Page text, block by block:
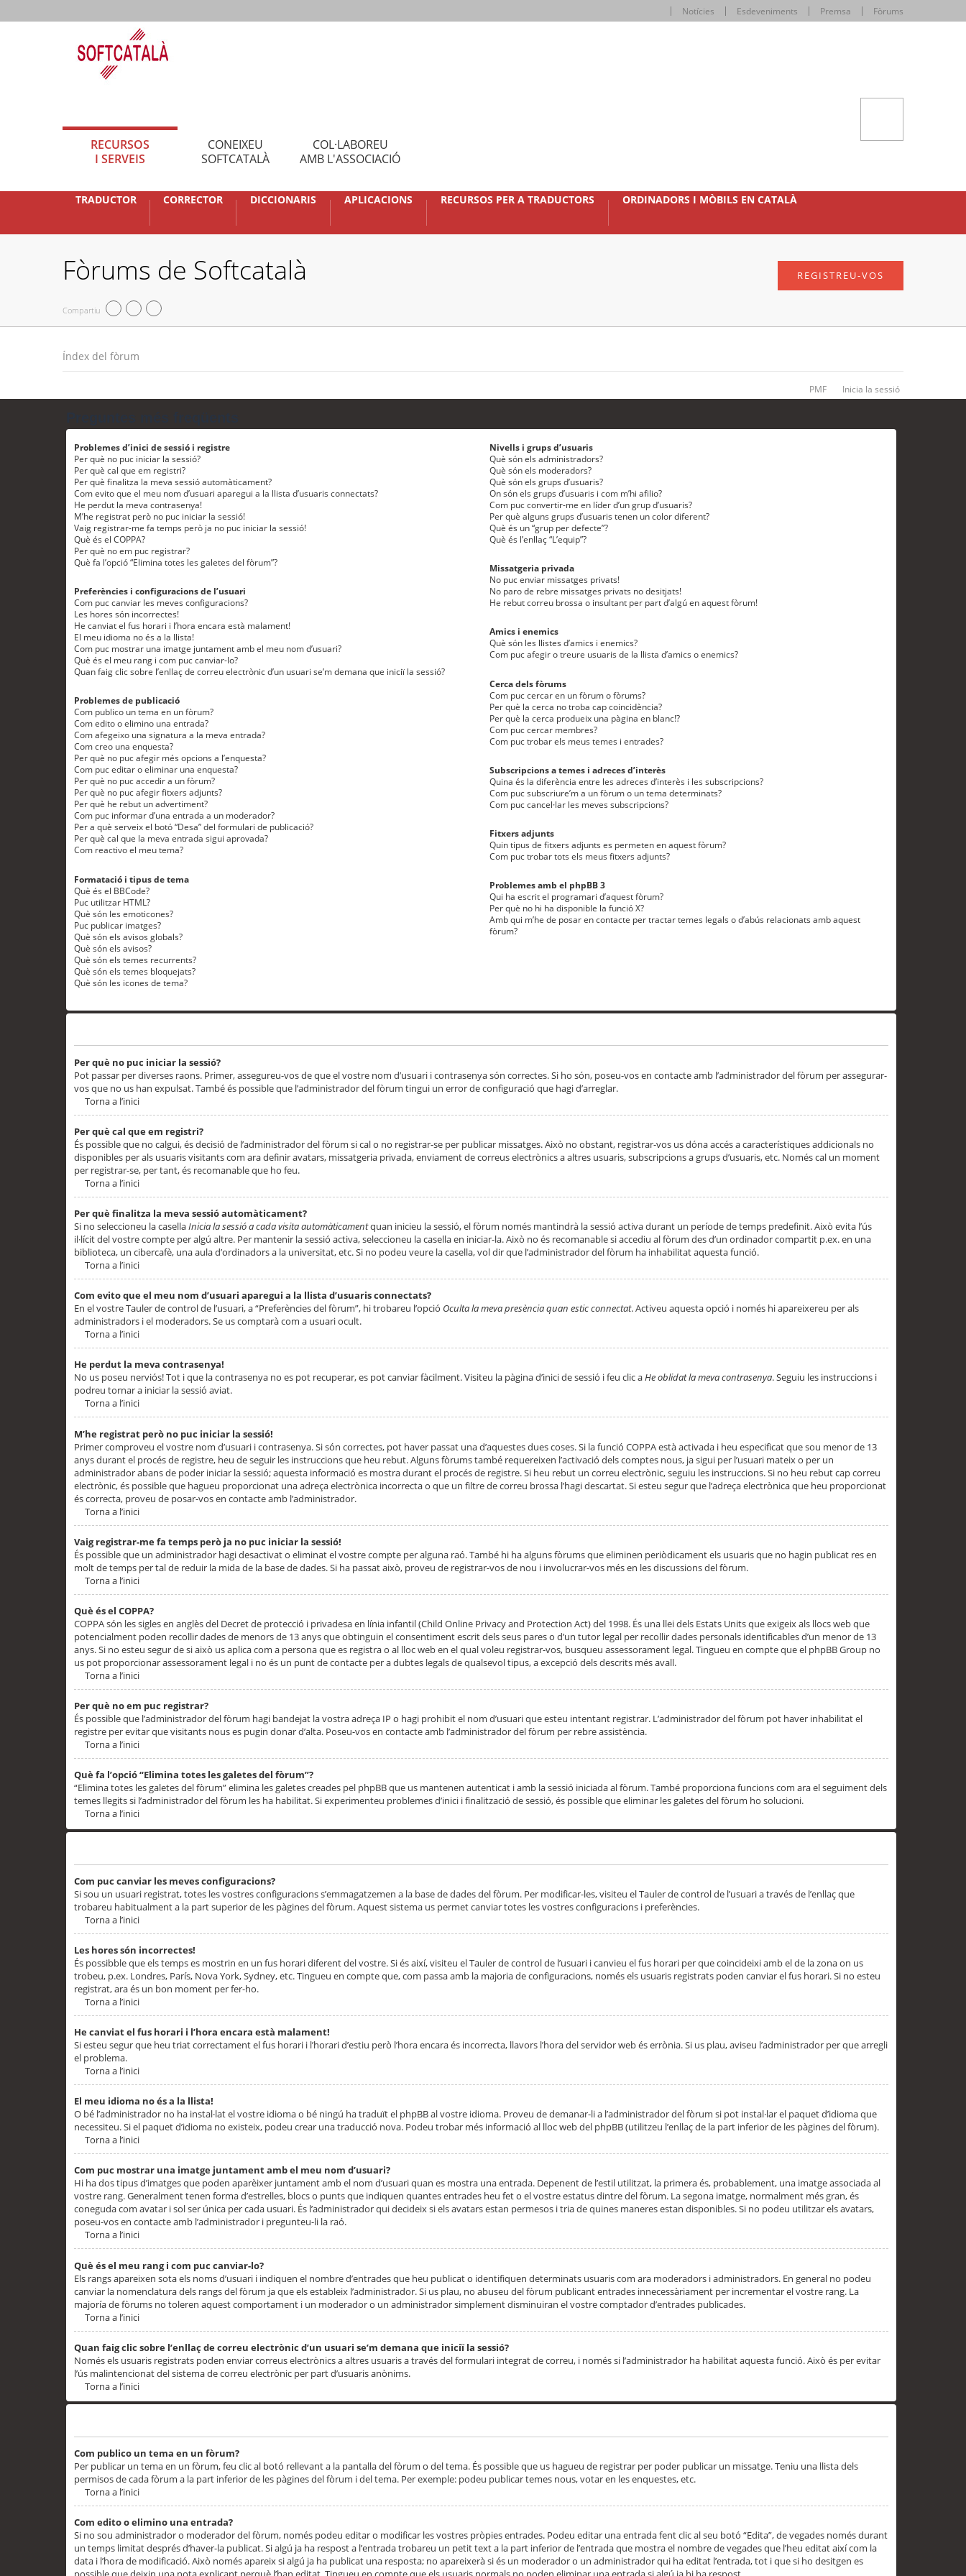
Notícies Esdeveniments Premsa Fòrums
RECURSOS
I SERVEIS
CONEIXEU
SOFTCATALÀ
COL·LABOREU
AMB L'ASSOCIACIÓ
TRADUCTOR CORRECTOR DICCIONARIS APLICACIONS RECURSOS PER A TRADUCTORS ORDINADORS I MÒBILS EN CATALÀ
Fòrums de Softcatalà
Compartiu
REGISTREU-VOS
Índex del fòrum
PMF Inicia la sessió
Problemes d’inici de sessió i registre
Per què no puc iniciar la sessió?
Per què cal que em registri?
Per què finalitza la meva sessió automàticament?
Com evito que el meu nom d’usuari aparegui a la llista d’usuaris connectats?
He perdut la meva contrasenya!
M’he registrat però no puc iniciar la sessió!
Vaig registrar-me fa temps però ja no puc iniciar la sessió!
Què és el COPPA?
Per què no em puc registrar?
Què fa l’opció “Elimina totes les galetes del fòrum”?
Preferències i configuracions de l’usuari
Com puc canviar les meves configuracions?
Les hores són incorrectes!
He canviat el fus horari i l’hora encara està malament!
El meu idioma no és a la llista!
Com puc mostrar una imatge juntament amb el meu nom d’usuari?
Què és el meu rang i com puc canviar-lo?
Quan faig clic sobre l’enllaç de correu electrònic d’un usuari se’m demana que iniciï la sessió?
Problemes de publicació
Com publico un tema en un fòrum?
Com edito o elimino una entrada?
Com afegeixo una signatura a la meva entrada?
Com creo una enquesta?
Per què no puc afegir més opcions a l’enquesta?
Com puc editar o eliminar una enquesta?
Per què no puc accedir a un fòrum?
Per què no puc afegir fitxers adjunts?
Per què he rebut un advertiment?
Com puc informar d’una entrada a un moderador?
Per a què serveix el botó “Desa” del formulari de publicació?
Per què cal que la meva entrada sigui aprovada?
Com reactivo el meu tema?
Formatació i tipus de tema
Què és el BBCode?
Puc utilitzar HTML?
Què són les emoticones?
Puc publicar imatges?
Què són els avisos globals?
Què són els avisos?
Què són els temes recurrents?
Què són els temes bloquejats?
Què són les icones de tema?
Nivells i grups d’usuaris
Què són els administradors?
Què són els moderadors?
Què són els grups d’usuaris?
On són els grups d’usuaris i com m’hi afilio?
Com puc convertir-me en líder d’un grup d’usuaris?
Per què alguns grups d’usuaris tenen un color diferent?
Què és un “grup per defecte”?
Què és l’enllaç “L’equip”?
Missatgeria privada
No puc enviar missatges privats!
No paro de rebre missatges privats no desitjats!
He rebut correu brossa o insultant per part d’algú en aquest fòrum!
Amics i enemics
Què són les llistes d’amics i enemics?
Com puc afegir o treure usuaris de la llista d’amics o enemics?
Cerca dels fòrums
Com puc cercar en un fòrum o fòrums?
Per què la cerca no troba cap coincidència?
Per què la cerca produeix una pàgina en blanc!?
Com puc cercar membres?
Com puc trobar els meus temes i entrades?
Subscripcions a temes i adreces d’interès
Quina és la diferència entre les adreces d’interès i les subscripcions?
Com puc subscriure’m a un fòrum o un tema determinats?
Com puc cancel·lar les meves subscripcions?
Fitxers adjunts
Quin tipus de fitxers adjunts es permeten en aquest fòrum?
Com puc trobar tots els meus fitxers adjunts?
Problemes amb el phpBB 3
Qui ha escrit el programari d’aquest fòrum?
Per què no hi ha disponible la funció X?
Amb qui m’he de posar en contacte per tractar temes legals o d’abús relacionats amb aquest
fòrum?
Per què no puc iniciar la sessió?
Pot passar per diverses raons. Primer, assegureu-vos de que el vostre nom d’usuari i contrasenya són correctes. Si ho són, poseu-vos en contacte amb l’administrador del fòrum per assegurar-
vos que no us han expulsat. També és possible que l’administrador del fòrum tingui un error de configuració que hagi d’arreglar.
Torna a l’inici
Per què cal que em registri?
És possible que no calgui, és decisió de l’administrador del fòrum si cal o no registrar-se per publicar missatges. Això no obstant, registrar-vos us dóna accés a característiques addicionals no
disponibles per als usuaris visitants com ara definir avatars, missatgeria privada, enviament de correus electrònics a altres usuaris, subscripcions a grups d’usuaris, etc. Només cal un moment
per registrar-se, per tant, és recomanable que ho feu.
Torna a l’inici
Per què finalitza la meva sessió automàticament?
Si no seleccioneu la casellaInicia la sessió a cada visita automàticamentquan inicieu la sessió, el fòrum només mantindrà la sessió activa durant un període de temps predefinit. Això evita l’ús
il·lícit del vostre compte per algú altre. Per mantenir la sessió activa, seleccioneu la casella en iniciar-la. Això no és recomanable si accediu al fòrum des d’un ordinador compartit p.ex. en una
biblioteca, un cibercafè, una aula d’ordinadors a la universitat, etc. Si no podeu veure la casella, vol dir que l’administrador del fòrum ha inhabilitat aquesta funció.
Torna a l’inici
Com evito que el meu nom d’usuari aparegui a la llista d’usuaris connectats?
En el vostre Tauler de control de l’usuari, a “Preferències del fòrum”, hi trobareu l’opció Oculta la meva presència quan estic connectat. Activeu aquesta opció i només hi apareixereu per als
administradors i el moderadors. Se us comptarà com a usuari ocult.
Torna a l’inici
He perdut la meva contrasenya!
No us poseu nerviós! Tot i que la contrasenya no es pot recuperar, es pot canviar fàcilment. Visiteu la pàgina d’inici de sessió i feu clic aHe oblidat la meva contrasenya. Seguiu les instruccions i
podreu tornar a iniciar la sessió aviat.
Torna a l’inici
M’he registrat però no puc iniciar la sessió!
Primer comproveu el vostre nom d’usuari i contrasenya. Si són correctes, pot haver passat una d’aquestes dues coses. Si la funció COPPA està activada i heu especificat que sou menor de 13
anys durant el procés de registre, heu de seguir les instruccions que heu rebut. Alguns fòrums també requereixen l’activació dels comptes nous, ja sigui per l’usuari mateix o per un
administrador abans de poder iniciar la sessió; aquesta informació es mostra durant el procés de registre. Si heu rebut un correu electrònic, seguiu les instruccions. Si no heu rebut cap correu
electrònic, és possible que hagueu proporcionat una adreça electrònica incorrecta o que un filtre de correu brossa l’hagi descartat. Si esteu segur que l’adreça electrònica que heu proporcionat
és correcta, proveu de posar-vos en contacte amb l’administrador.
Torna a l’inici
Vaig registrar-me fa temps però ja no puc iniciar la sessió!
És possible que un administrador hagi desactivat o eliminat el vostre compte per alguna raó. També hi ha alguns fòrums que eliminen periòdicament els usuaris que no hagin publicat res en
molt de temps per tal de reduir la mida de la base de dades. Si ha passat això, proveu de registrar-vos de nou i involucrar-vos més en les discussions del fòrum.
Torna a l’inici
Què és el COPPA?
COPPA són les sigles en anglès del Decret de protecció i privadesa en línia infantil (Child Online Privacy and Protection Act) del 1998. És una llei dels Estats Units que exigeix als llocs web que
potencialment poden recollir dades de menors de 13 anys que obtinguin el consentiment escrit dels seus pares o d’un tutor legal per recollir dades personals identificables d’un menor de 13
anys. Si no esteu segur de si això us aplica com a persona que es registra o al lloc web en el qual voleu registrar-vos, busqueu assessorament legal. Tingueu en compte que el phpBB Group no
us pot proporcionar assessorament legal i no és un punt de contacte per a dubtes legals de qualsevol tipus, a excepció dels descrits més avall.
Torna a l’inici
Per què no em puc registrar?
És possible que l’administrador del fòrum hagi bandejat la vostra adreça IP o hagi prohibit el nom d’usuari que esteu intentant registrar. L’administrador del fòrum pot haver inhabilitat el
registre per evitar que visitants nous es pugin donar d’alta. Poseu-vos en contacte amb l’administrador del fòrum per rebre assistència.
Torna a l’inici
Què fa l’opció “Elimina totes les galetes del fòrum”?
“Elimina totes les galetes del fòrum” elimina les galetes creades pel phpBB que us mantenen autenticat i amb la sessió iniciada al fòrum. També proporciona funcions com ara el seguiment dels
temes llegits si l’administrador del fòrum les ha habilitat. Si experimenteu problemes d’inici i finalització de sessió, és possible que eliminar les galetes del fòrum ho solucioni.
Torna a l’inici
Com puc canviar les meves configuracions?
Si sou un usuari registrat, totes les vostres configuracions s’emmagatzemen a la base de dades del fòrum. Per modificar-les, visiteu el Tauler de control de l’usuari a través de l’enllaç que
trobareu habitualment a la part superior de les pàgines del fòrum. Aquest sistema us permet canviar totes les vostres configuracions i preferències.
Torna a l’inici
Les hores són incorrectes!
És possibble que els temps es mostrin en un fus horari diferent del vostre. Si és així, visiteu el Tauler de control de l’usuari i canvieu el fus horari per que coincideixi amb el de la zona on us
trobeu, p.ex. Londres, París, Nova York, Sydney, etc. Tingueu en compte que, com passa amb la majoria de configuracions, només els usuaris registrats poden canviar el fus horari. Si no esteu
registrat, ara és un bon moment per fer-ho.
Torna a l’inici
He canviat el fus horari i l’hora encara està malament!
Si esteu segur que heu triat correctament el fus horari i l’horari d’estiu però l’hora encara és incorrecta, llavors l’hora del servidor web és errònia. Si us plau, aviseu l’administrador per que arregli
el problema.
Torna a l’inici
El meu idioma no és a la llista!
O bé l’administrador no ha instal·lat el vostre idioma o bé ningú ha traduït el phpBB al vostre idioma. Proveu de demanar-li a l’administrador del fòrum si pot instal·lar el paquet d’idioma que
necessiteu. Si el paquet d’idioma no existeix, podeu crear una traducció nova. Podeu trobar més informació al lloc web del phpBB (utilitzeu l’enllaç de la part inferior de les pàgines del fòrum).
Torna a l’inici
Com puc mostrar una imatge juntament amb el meu nom d’usuari?
Hi ha dos tipus d’imatges que poden aparèixer juntament amb el nom d’usuari quan es mostra una entrada. Depenent de l’estil utilitzat, la primera és, probablement, una imatge associada al
vostre rang. Generalment tenen forma d’estrelles, blocs o punts que indiquen quantes entrades heu fet o el vostre estatus dintre del fòrum. La segona imatge, normalment més gran, és
coneguda com avatar i sol ser única per cada usuari. És l’administrador qui decideix si els avatars estan permesos i tria de quines maneres estan disponibles. Si no podeu utilitzar els avatars,
poseu-vos en contacte amb l’administrador i pregunteu-li la raó.
Torna a l’inici
Què és el meu rang i com puc canviar-lo?
Els rangs apareixen sota els noms d’usuari i indiquen el nombre d’entrades que heu publicat o identifiquen determinats usuaris com ara moderadors i administradors. En general no podeu
canviar la nomenclatura dels rangs del fòrum ja que els estableix l’administrador. Si us plau, no abuseu del fòrum publicant entrades innecessàriament per incrementar el vostre rang. La
majoría de fòrums no toleren aquest comportament i un moderador o un administrador simplement disminuiran el vostre comptador d’entrades publicades.
Torna a l’inici
Quan faig clic sobre l’enllaç de correu electrònic d’un usuari se’m demana que iniciï la sessió?
Només els usuaris registrats poden enviar correus electrònics a altres usuaris a través del formulari integrat de correu, i només si l’administrador ha habilitat aquesta funció. Això és per evitar
l’ús malintencionat del sistema de correu electrònic per part d’usuaris anònims.
Torna a l’inici
Com publico un tema en un fòrum?
Per publicar un tema en un fòrum, feu clic al botó rellevant a la pantalla del fòrum o del tema. És possible que us hagueu de registrar per poder publicar un missatge. Teniu una llista dels
permisos de cada fòrum a la part inferior de les pàgines del fòrum i del tema. Per exemple: podeu publicar temes nous, votar en les enquestes, etc.
Torna a l’inici
Com edito o elimino una entrada?
Si no sou administrador o moderador del fòrum, només podeu editar o modificar les vostres pròpies entrades. Podeu editar una entrada fent clic al seu botó “Edita”, de vegades només durant
un temps limitat després d’haver-la publicat. Si algú ja ha respost a l’entrada trobareu un petit text a la part inferior de l’entrada que mostra el nombre de vegades que l’heu editat així com la
data i l’hora de modificació. Això només apareix si algú ja ha publicat una resposta; no apareixerà si és un moderador o un administrador qui ha editat l’entrada, tot i que si ho desitgen es